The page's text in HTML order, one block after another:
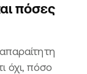
πόσες
όχι, πόσο